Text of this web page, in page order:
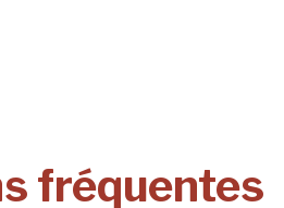
fréquentes